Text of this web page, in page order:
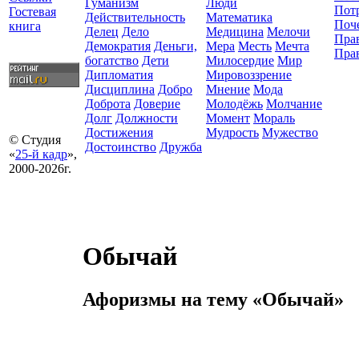
Гостевая
книга
© Студия
«25-й кадр»,
2000-2026г.
Гуманизм
Действительность
Делец Дело
Демократия Деньги,
богатство Дети
Дипломатия
Дисциплина Добро
Доброта Доверие
Долг Должности
Достижения
Достоинство Дружба
Люди
Математика
Медицина Мелочи
Мера Месть Мечта
Милосердие Мир
Мировоззрение
Мнение Мода
Молодёжь Молчание
Момент Мораль
Мудрость Мужество
Обычай
Афоризмы на тему «Обычай»